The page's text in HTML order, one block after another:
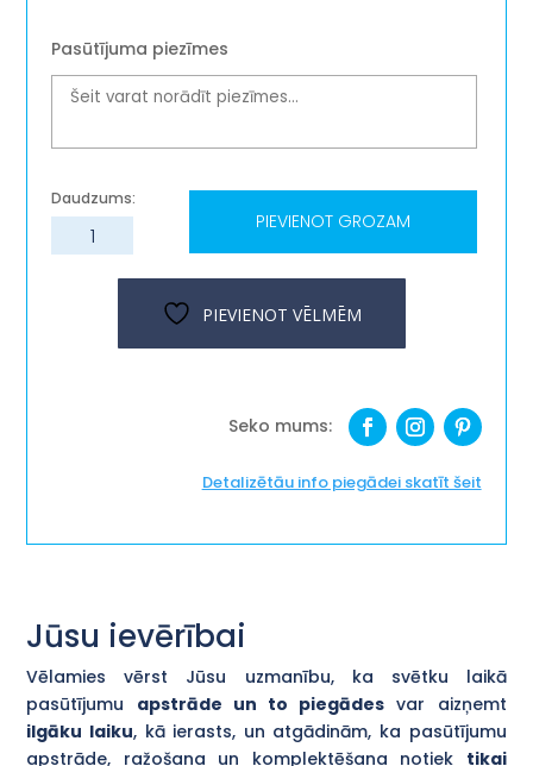
Pasūtījuma piezīmes
Zeķes
"Tētis
PIEVIENOT GROZAM
PIEVIENOT VĒLMĒM
Detalizētāu info piegādei skatīt šeit
Jūsu ievērībai
Vēlamies vērst Jūsu uzmanību, ka svētku laikā
pasūtījumu apstrāde un to piegādes var aizņemt
ilgāku laiku, kā ierasts, un atgādinām, ka pasūtījumu
apstrāde, ražošana un komplektēšana notiek tikai